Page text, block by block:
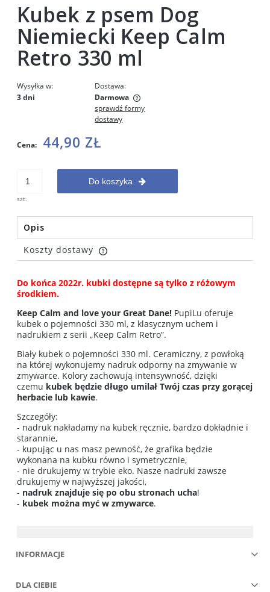
Kubek z psem Dog
Niemiecki Keep Calm
Retro 330 ml
Wysyłka w:
3 dni
Dostawa:
Darmowa
Cena nie zawiera ewentualnych kosztów płatności
sprawdź formy
dostawy
Cena: 44,90 ZŁ
szt.
Do koszyka
Opis
Koszty dostawy
Cena nie zawiera ewentualnych kosztów płatności
Do końca 2022r. kubki dostępne są tylko z różowym
środkiem.
Keep Calm and love your Great Dane! PupiLu oferuje
kubek o pojemności 330 ml, z klasycznym uchem i
nadrukiem z serii „Keep Calm Retro”.
Biały kubek o pojemności 330 ml. Ceramiczny, z powłoką
na której wykonujemy nadruk odporny na zmywanie w
zmywarce. Kolory zachowują intensywność, dzięki
czemu kubek będzie długo umilał Twój czas przy gorącej
herbacie lub kawie.
Szczegóły:
- nadruk nakładamy na kubek ręcznie, bardzo dokładnie i
starannie,
- kupując u nas masz pewność, że grafika będzie
wykonana na kubku równo i symetrycznie,
- nie drukujemy w trybie eko. Nasze nadruki zawsze
drukujemy w najwyższej jakości,
- nadruk znajduje się po obu stronach ucha!
- kubek można myć w zmywarce.
INFORMACJE
DLA CIEBIE